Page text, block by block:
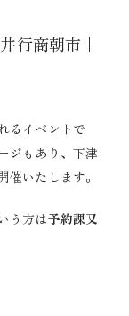
行商朝市｜
るイベントで
ジもあり、下津
いたします。
う方は予約課又